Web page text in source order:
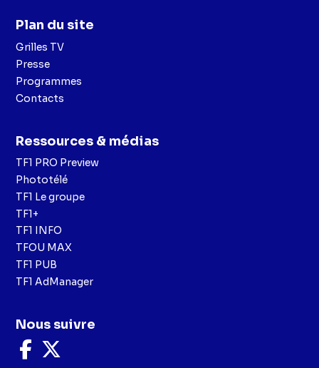
Plan du site
Grilles TV
Presse
Programmes
Contacts
Ressources & médias
TF1 PRO Preview
Phototélé
TF1 Le groupe
TF1+
TF1 INFO
TFOU MAX
TF1 PUB
TF1 AdManager
Nous suivre
Nous
suivre